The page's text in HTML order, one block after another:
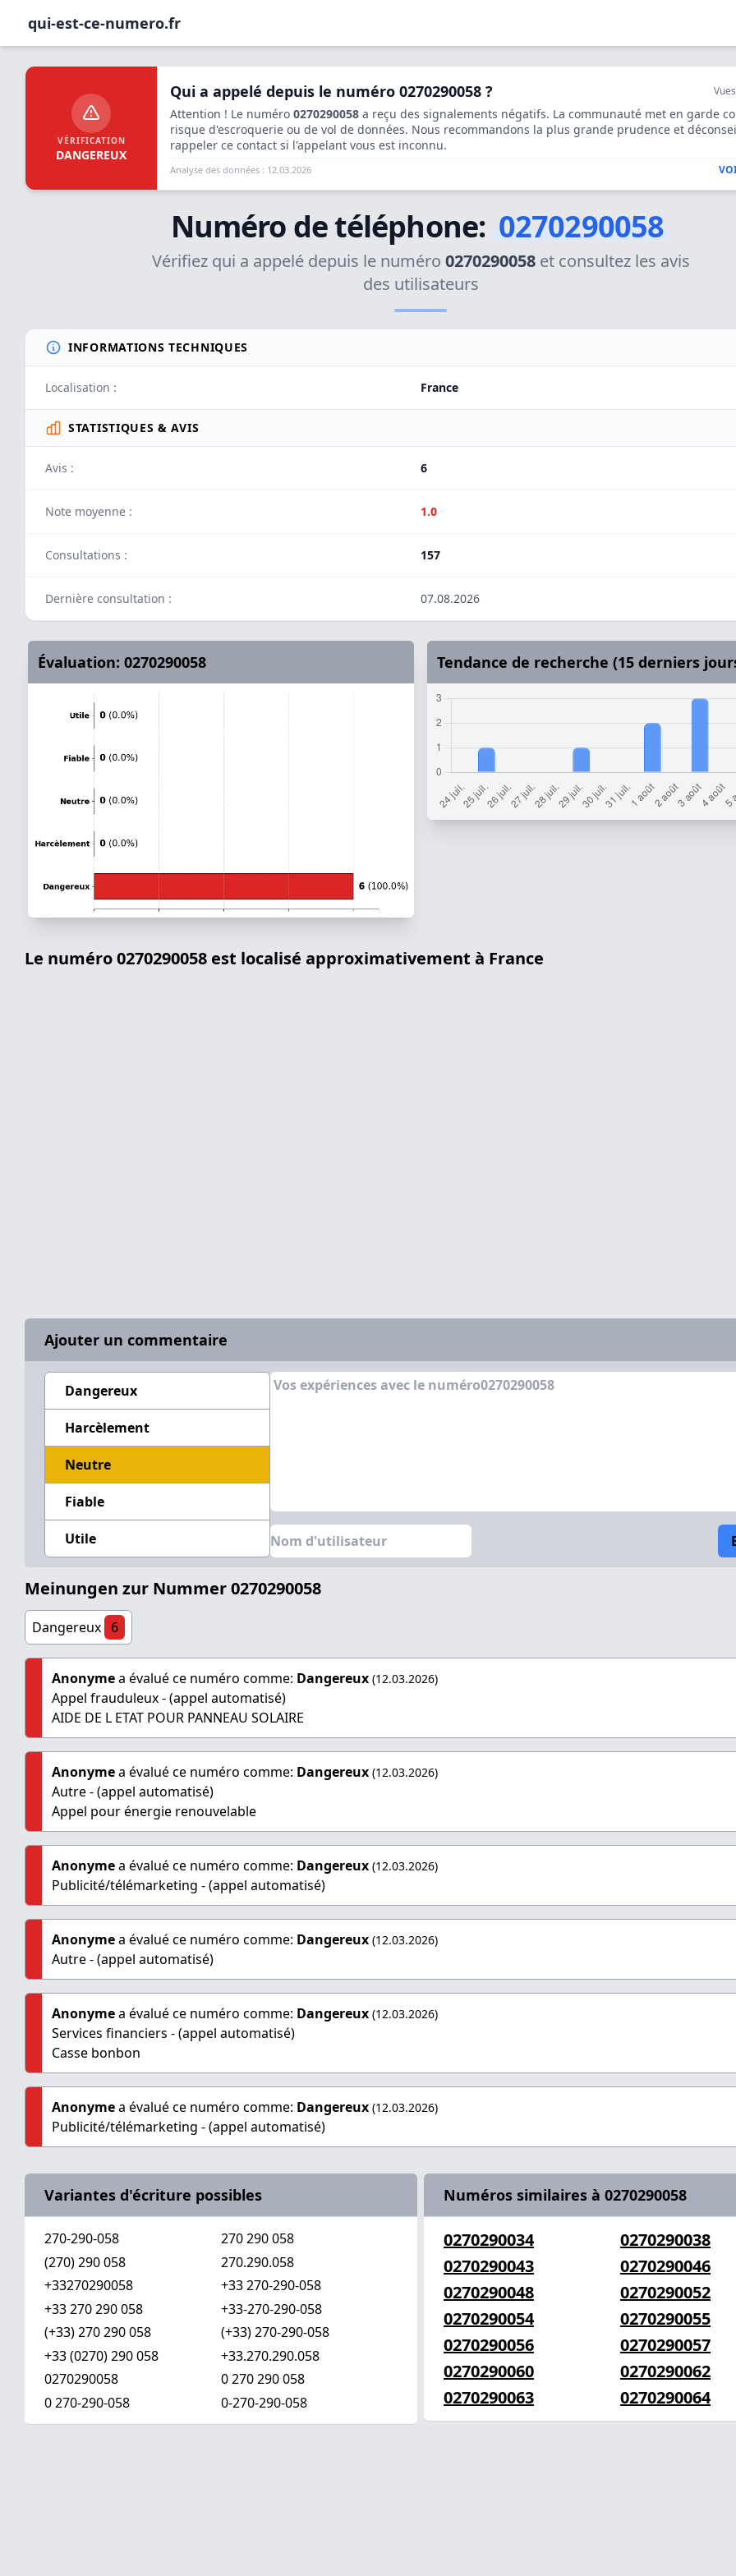
qui-est-ce-numero.fr
VÉRIFICATION
DANGEREUX
Qui a appelé depuis le numéro 0270290058 ?
Attention ! Le numéro 0270290058 a reçu des signalements négatifs. La communauté met en garde
risque d'escroquerie ou de vol de données. Nous recommandons la plus grande prudence et
rappeler ce contact si l'appelant vous est inconnu.
Analyse des données : 12.03.2026
Numéro de téléphone: 0270290058
Vérifiez qui a appelé depuis le numéro 0270290058et consultez les avis
des utilisateurs
INFORMATIONS TECHNIQUES
Localisation : France
STATISTIQUES & AVIS
Avis : 6
Note moyenne : 1.0
Consultations : 157
Dernière consultation : 07.08.2026
Évaluation: 0270290058 Tendance de recherche (15 derniers
Le numéro 0270290058 est localisé approximativement à France
Ajouter un commentaire
Dangereux
Harcèlement
Neutre
Fiable
Utile
Meinungen zur Nummer 0270290058
Dangereux 6
Anonymea évalué ce numéro comme: Dangereux (12.03.2026)
Appel frauduleux - (appel automatisé)
AIDE DE L ETAT POUR PANNEAU SOLAIRE
Anonymea évalué ce numéro comme: Dangereux (12.03.2026)
Autre - (appel automatisé)
Appel pour énergie renouvelable
Anonymea évalué ce numéro comme: Dangereux (12.03.2026)
Publicité/télémarketing - (appel automatisé)
Anonymea évalué ce numéro comme: Dangereux (12.03.2026)
Autre - (appel automatisé)
Anonymea évalué ce numéro comme: Dangereux (12.03.2026)
Services financiers - (appel automatisé)
Casse bonbon
Anonymea évalué ce numéro comme: Dangereux (12.03.2026)
Publicité/télémarketing - (appel automatisé)
Variantes d'écriture possibles
270-290-058
270 290 058
(270) 290 058
270.290.058
+33270290058
+33 270-290-058
+33 270 290 058
+33-270-290-058
(+33) 270 290 058
(+33) 270-290-058
+33 (0270) 290 058
+33.270.290.058
0270290058
0 270 290 058
0 270-290-058
0-270-290-058
Numéros similaires à 0270290058
0270290034
0270290038
0270290043
0270290046
0270290048
0270290052
0270290054
0270290055
0270290056
0270290057
0270290060
0270290062
0270290063
0270290064